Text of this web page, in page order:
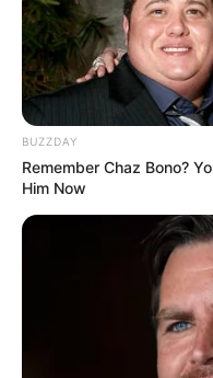
BUZZDAY
Remember Chaz Bono?
Him Now